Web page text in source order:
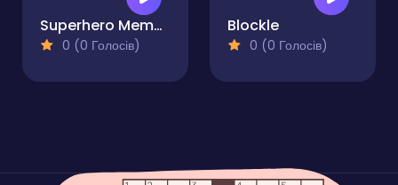
Superhero Memory Match
0 (0 Голосів)
Blockle
0 (0 Голосів)